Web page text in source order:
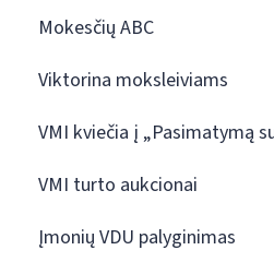
Mokesčių ABC
Viktorina moksleiviams
VMI kviečia į „Pasimatymą
VMI turto aukcionai
Įmonių VDU palyginimas